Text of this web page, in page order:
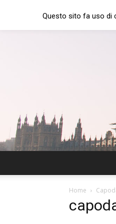
Home
Questo sito fa uso di